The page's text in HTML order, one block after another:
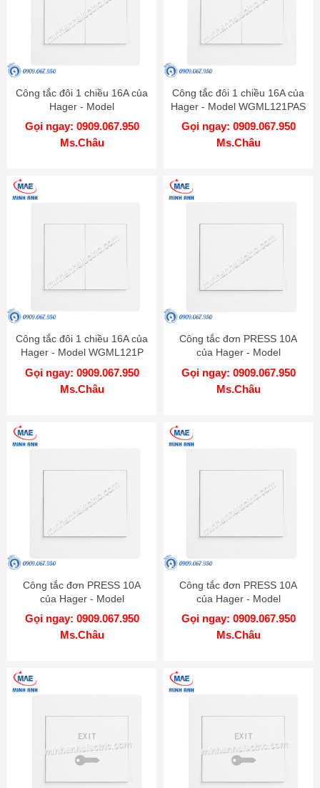
Công tắc đôi 1 chiều 16A của
Hager - Model
WGML121PKB
Gọi ngay: 0909.067.950
Ms.Châu
Công tắc đôi 1 chiều 16A của
Hager - Model WGML121PAS
Gọi ngay: 0909.067.950
Ms.Châu
Công tắc đôi 1 chiều 16A của
Hager - Model WGML121P
Gọi ngay: 0909.067.950
Ms.Châu
Công tắc đơn PRESS 10A
của Hager - Model
WGML111PKB
Gọi ngay: 0909.067.950
Ms.Châu
Công tắc đơn PRESS 10A
của Hager - Model
WGML111PAS
Gọi ngay: 0909.067.950
Ms.Châu
Công tắc đơn PRESS 10A
của Hager - Model
WGML111P
Gọi ngay: 0909.067.950
Ms.Châu